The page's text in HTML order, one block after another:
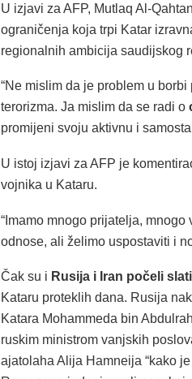
U izjavi za AFP, Mutlaq Al-
ograničenja koja trpi Katar
regionalnih ambicija saudijskog
“Ne mislim da je problem u
terorizma. Ja mislim da se radi o
promijeni svoju aktivnu i
U istoj izjavi za AFP je
vojnika u Kataru.
“Imamo mnogo prijatelja,
odnose, ali želimo uspostaviti i
Čak su i Rusija i Iran počeli
Kataru proteklih dana. Rusija
Katara Mohammeda bin
ruskim ministrom vanjskih
ajatolaha Alija Hamneija “kako